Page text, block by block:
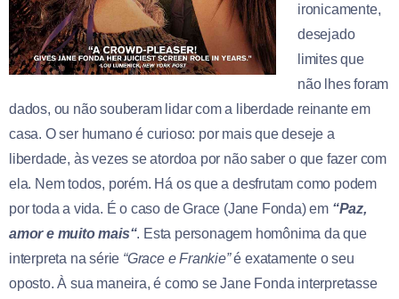
ironicamente,
desejado
limites que
não lhes foram
dados, ou não souberam lidar com a liberdade reinante em
casa. O ser humano é curioso: por mais que deseje a
liberdade, às vezes se atordoa por não saber o que fazer com
ela. Nem todos, porém. Há os que a desfrutam como podem
por toda a vida. É o caso de Grace (Jane Fonda) em “Paz,
amor e muito mais“. Esta personagem homônima da que
interpreta na série “Grace e Frankie”é exatamente o seu
oposto. À sua maneira, é como se Jane Fonda interpretasse